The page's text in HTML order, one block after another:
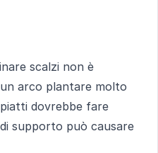
scalzi non è
arco plantare molto
dovrebbe fare
supporto può causare